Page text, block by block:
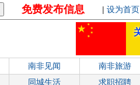
免费发布信息 | 设为首页
南非见闻 南非旅游
同城生活 求职招聘